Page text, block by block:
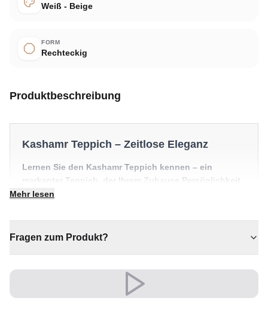
Weiß - Beige
FORM
Rechteckig
Produktbeschreibung
Kashamr Teppich – Zeitlose Eleganz
Lernen Sie den Kashamr Teppich kennen – ein
markanter Teppich, der Ihrem Zuhause Persönlichkeit
und Wärme schenkt. Ein echtes Herzstück für
✔ Passt zu moderner und klassischer Einrichtung
✔ Verleiht jedem Raum gemütliche Eleganz
✔ Wertet jeden Raum mühelos auf
✔ Zeitloses Design für jeden Raum
Mehr lesen
Fragen zum Produkt?